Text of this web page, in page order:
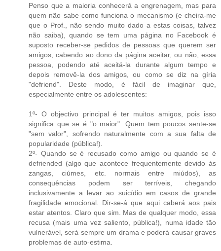
Penso que a maioria conhecerá a engrenagem, mas para
quem não sabe como funciona o mecanismo (e cheira-me
que o Prof., não sendo muito dado a estas coisas, talvez
não saiba), quando se tem uma página no Facebook é
suposto receber-se pedidos de pessoas que querem ser
amigos, cabendo ao dono da página aceitar, ou não, essa
pessoa, podendo até aceitá-la durante algum tempo e
depois removê-la dos amigos, ou como se diz na gíria
"defriend". Deste modo, é fácil de imaginar que,
especialmente entre os adolescentes:
1º- O objectivo principal é ter muitos amigos, pois isso
significa que se é "o maior". Quem tem poucos sente-se
"sem valor", sofrendo naturalmente com a sua falta de
popularidade (pública!).
2º- Quando se é recusado como amigo ou quando se é
defriended (algo que acontece frequentemente devido às
zangas, ciúmes, etc. normais entre miúdos), as
consequências podem ser terríveis, chegando
inclusivamente a levar ao suicídio em casos de grande
fragilidade emocional. Dir-se-á que aqui caberá aos pais
estar atentos. Claro que sim. Mas de qualquer modo, essa
recusa (mais uma vez saliento, pública!), numa idade tão
vulnerável, será sempre um drama e poderá causar graves
problemas de auto-estima.